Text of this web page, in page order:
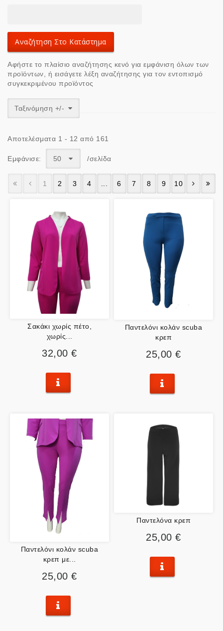
Αφήστε το πλαίσιο αναζήτησης κενό για εμφάνιση όλων των
προϊόντων, ή εισάγετε λέξη αναζήτησης για τον εντοπισμό
συγκεκριμένου προϊόντος
Ταξινόμηση +/-
Αποτελέσματα 1 - 12 από 161
Εμφάνισε: 50 /σελίδα
1 2 3 4 6 7 8 9 10
Σακάκι χωρίς πέτο,
χωρίς...
32,00 €
Παντελόνι κολάν scuba
κρεπ
25,00 €
Παντελόνι κολάν scuba
κρεπ με...
25,00 €
Παντελόνα κρεπ
25,00 €